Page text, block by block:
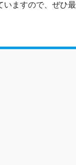
いますので、ぜひ最